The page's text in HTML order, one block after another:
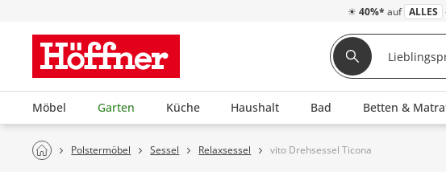
☀ 40%* auf ALLES
Möbel Garten Küche Haushalt Bad Betten &
Polstermöbel Sessel Relaxsessel vito Drehsessel Ticona